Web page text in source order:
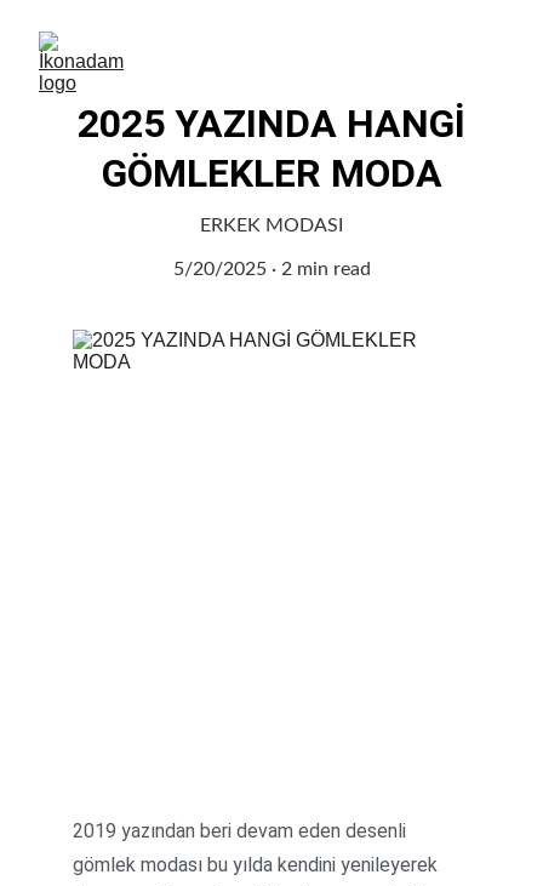
2025 YAZINDA HANGİ
GÖMLEKLER MODA
ERKEK MODASI
5/20/2025 2 min read
2019 yazından beri devam eden desenli
gömlek modası bu yılda kendini yenileyerek